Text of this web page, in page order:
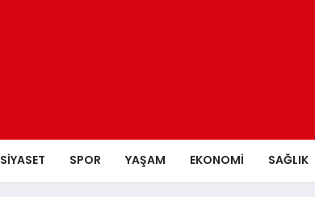
SIYASET SPOR YAŞAM EKONOMI SAĞLIK